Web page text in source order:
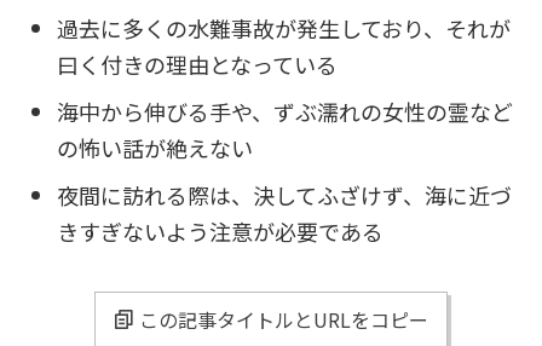
過去に多くの水難事故が発生しており、それが
曰く付きの理由となっている
海中から伸びる手や、ずぶ濡れの女性の霊など
の怖い話が絶えない
夜間に訪れる際は、決してふざけず、海に近づ
きすぎないよう注意が必要である
この記事タイトルとURLをコピー